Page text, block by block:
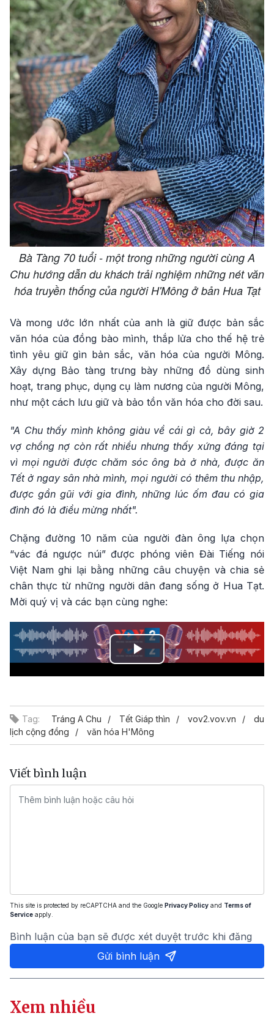
Bà Tàng 70 tuổi - một trong những người cùng A
Chu hướng dẫn du khách trải nghiệm những nét văn
hóa truyền thống của người H'Mông ở bản Hua Tạt
Và mong ước lớn nhất của anh là giữ được bản sắc
văn hóa của đồng bào mình, thắp lửa cho thế hệ trẻ
tình yêu giữ gìn bản sắc, văn hóa của người Mông.
Xây dựng Bảo tàng trưng bày những đồ dùng sinh
hoạt, trang phục, dụng cụ làm nương của người Mông,
như một cách lưu giữ và bảo tồn văn hóa cho đời sau.
"A Chu thấy mình không giàu về cái gì cả, bây giờ 2
vợ chồng nợ còn rất nhiều nhưng thấy xứng đáng tại
vì mọi người được chăm sóc ông bà ở nhà, được ăn
Tết ở ngay sân nhà mình, mọi người có thêm thu nhập,
được gần gũi với gia đình, những lúc ốm đau có gia
đình đó là điều mừng nhất".
Chặng đường 10 năm của người đàn ông lựa chọn
“vác đá ngược núi” được phóng viên Đài Tiếng nói
Việt Nam ghi lại bằng những câu chuyện và chia sẻ
chân thực từ những người dân đang sống ở Hua Tạt.
Mời quý vị và các bạn cùng nghe:
Play
Tag: Tráng A Chu Tết Giáp thìn vov2.vov.vn
du
lịch cộng đồng
văn hóa H'Mông
Viết bình luận
This site is protected by reCAPTCHA and the Google Privacy Policy and Terms of
Service apply.
Bình luận của bạn sẽ được xét duyệt trước khi đăng
Gửi bình luận
Xem nhiều